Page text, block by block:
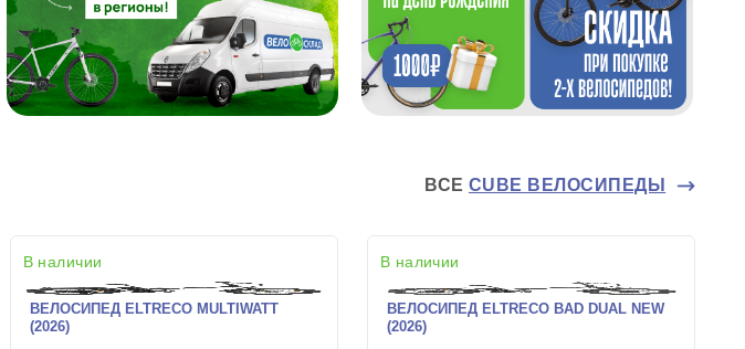
ВСЕCUBE ВЕЛОСИПЕДЫ
В наличии
ВЕЛОСИПЕД ELTRECO MULTIWATT
(2026)
В наличии
ВЕЛОСИПЕД ELTRECO BAD DUAL NEW
(2026)